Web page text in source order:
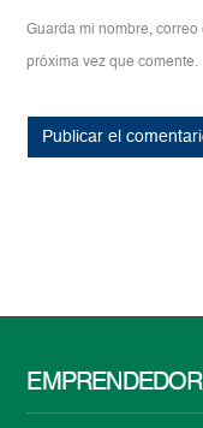
Guarda mi nombre,
próxima vez que comente.